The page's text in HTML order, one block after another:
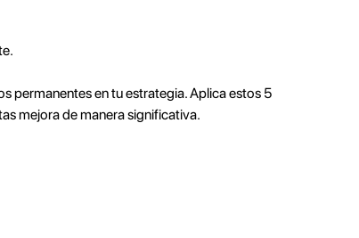
permanentes en tu estrategia. Aplica estos 5
mejora de manera significativa.